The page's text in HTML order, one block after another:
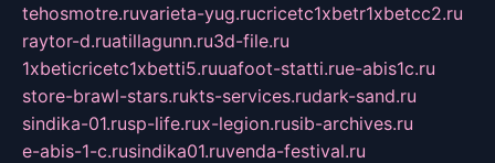
tehosmotre.ruvarieta-yug.rucricetc1xbetr1xbetcc2.ru
raytor-d.ruatillagunn.ru3d-file.ru
1xbeticricetc1xbetti5.ruuafoot-statti.rue-abis1c.ru
store-brawl-stars.rukts-services.rudark-sand.ru
sindika-01.rusp-life.rux-legion.rusib-archives.ru
e-abis-1-c.rusindika01.ruvenda-festival.ru